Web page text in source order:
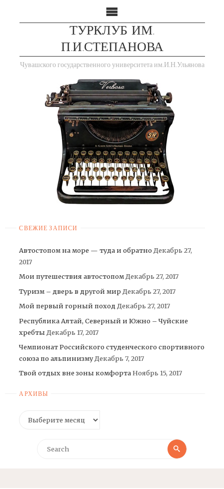
ТУРКЛУБ ИМ.
П.И.СТЕПАНОВА
Чувашского государственного университета им.И.Н.Ульянова
СВЕЖИЕ ЗАПИСИ
Автостопом на море — туда и обратно Декабрь 27,
2017
Мои путешествия автостопом Декабрь 27, 2017
Туризм – дверь в другой мир Декабрь 27, 2017
Мой первый горный поход Декабрь 27, 2017
Республика Алтай, Северный и Южно – Чуйские
хребты Декабрь 17, 2017
Чемпионат Российского студенческого спортивного
союза по альпинизму Декабрь 7, 2017
Твой отдых вне зоны комфорта Ноябрь 15, 2017
АРХИВЫ